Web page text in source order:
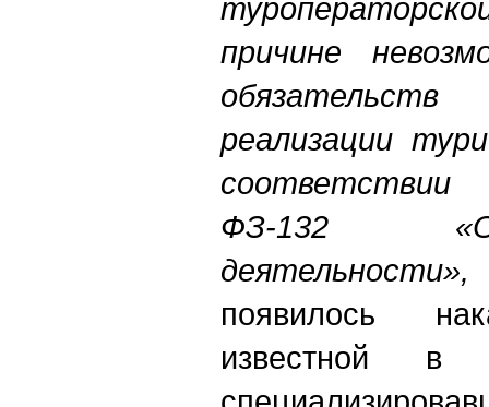
причине
реализации
ФЗ-132
деятельности»,
появилось
известной в